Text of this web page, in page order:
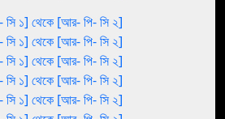
সি ১] থেকে [আর- পি- সি ২]
সি ১] থেকে [আর- পি- সি ২]
সি ১] থেকে [আর- পি- সি ২]
সি ১] থেকে [আর- পি- সি ২]
সি ১] থেকে [আর- পি- সি ২]